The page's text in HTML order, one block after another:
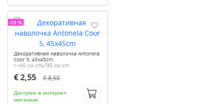
Декоративная наволочка Antonela
Coor 5, 45x45cm
45 см cm 45 см cm
€ 2,55 € 8,50
Доступно в интернет-
магазине
-70 %